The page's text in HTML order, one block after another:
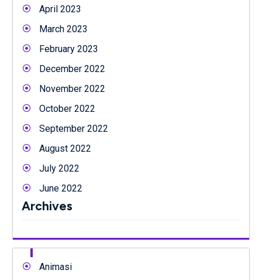
April 2023
March 2023
February 2023
December 2022
November 2022
October 2022
September 2022
August 2022
July 2022
June 2022
Archives
Animasi